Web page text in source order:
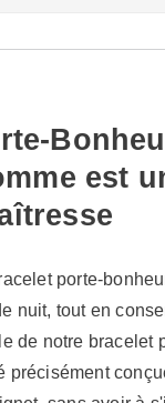
est
porte-
nuit, tout en
de notre bracelet
précisément